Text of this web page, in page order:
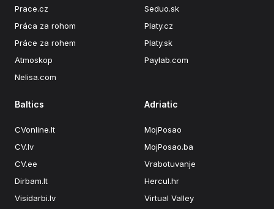
Prace.cz
Práca za rohom
Práce za rohem
Atmoskop
Nelisa.com
Seduo.sk
Platy.cz
Platy.sk
Paylab.com
Baltics
CVonline.lt
CV.lv
CV.ee
Dirbam.lt
Visidarbi.lv
Adriatic
MojPosao
MojPosao.ba
Vrabotuvanje
Hercul.hr
Virtual Valley